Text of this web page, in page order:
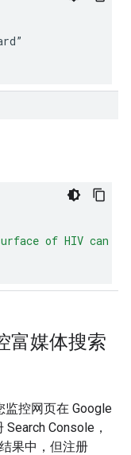
”
of HIV can
富媒体搜索
监控网页在 Google
Console，
果中，但注册